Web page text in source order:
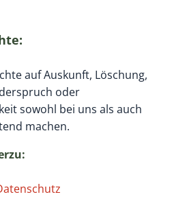
auf Auskunft, Löschung,
oder
sowohl bei uns als auch
machen.